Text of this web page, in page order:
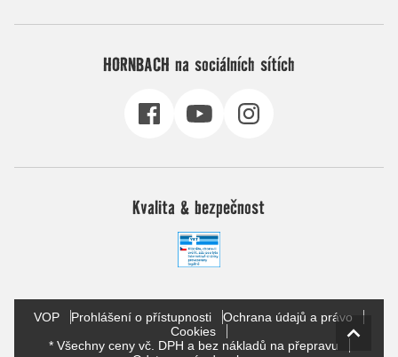
HORNBACH na sociálních sítích
Kvalita & bezpečnost
VOP Prohlášení o přístupnosti
Ochrana údajů a právo
Cookies
* Všechny ceny vč. DPH a bez nákladů na přepravu